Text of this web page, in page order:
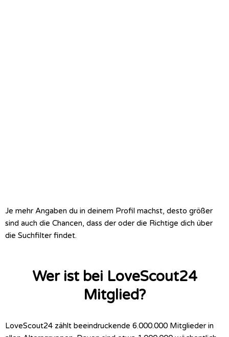
Je mehr Angaben du in deinem Profil machst, desto größer
sind auch die Chancen, dass der oder die Richtige dich über
die Suchfilter findet.
Wer ist bei LoveScout24
Mitglied?
LoveScout24 zählt beeindruckende 6.000.000 Mitglieder in